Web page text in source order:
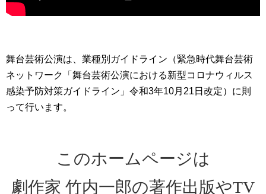
舞台芸術公演は、業種別ガイドライン（緊急時代舞台芸術
ネットワーク「舞台芸術公演における新型コロナウィルス
感染予防対策ガイドライン」令和3年10月21日改定）に則
って行います。
このホームページは
劇作家 竹内一郎の著作出版やTV